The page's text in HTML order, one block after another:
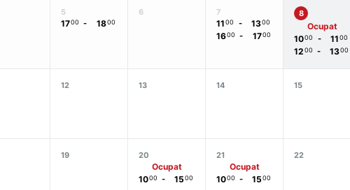
5
1700 - 1800
6 7
1100 - 1300
1600 - 1700
8
Ocupat
1000 - 11 00
1200 - 1300
12 13 14 15
19 20
Ocupat
1000 - 1500
21
Ocupat
1000 - 1500
22